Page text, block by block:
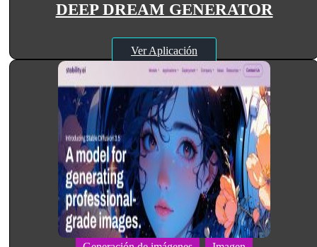
DEEP DREAM GENERATOR
Ver Aplicación